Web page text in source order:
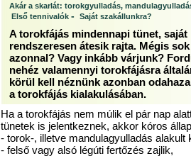
Akár a skarlát: torokgyulladás,
Első tennivalók - Saját szakállunkra?
A torokfájás mindennapi tünet,
rendszeresen átesik rajta. Mégis
azonnal? Vagy inkább várjunk?
nehéz valamennyi torokfájásra
körül kell néznünk azonban
a torokfájás kialakulásában.
Ha a torokfájás nem múlik el pár nap
tünetek is jelentkeznek, akkor kóros
- torok-, illetve mandulagyulladás alakult
- felső vagy alsó légúti fertőzés zajlik,